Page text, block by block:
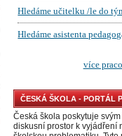
ČESKÁ ŠKOLA - PORTÁL
Česká škola poskytuje
diskusní prostor k vyjádření